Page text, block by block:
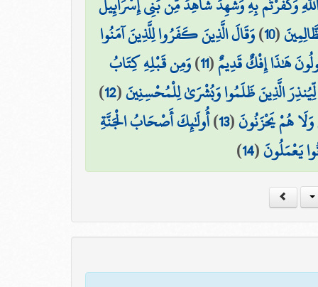
(
10
)وَقَالَ الَّذِينَ كَفَرُوا لِلَّذِينَ آمَنُوا
هَٰذَا إِفْكٌ قَدِيمٌ(
11
)وَمِن قَبْلِهِ كِتَابُ
الَّذِينَ ظَلَمُوا وَبُشْرَىٰ لِلْمُحْسِنِينَ(
12
)
وَلَا هُمْ يَحْزَنُونَ(
13
)أُولَٰئِكَ أَصْحَابُ الْجَنَّةِ
يَعْمَلُونَ(
14
)